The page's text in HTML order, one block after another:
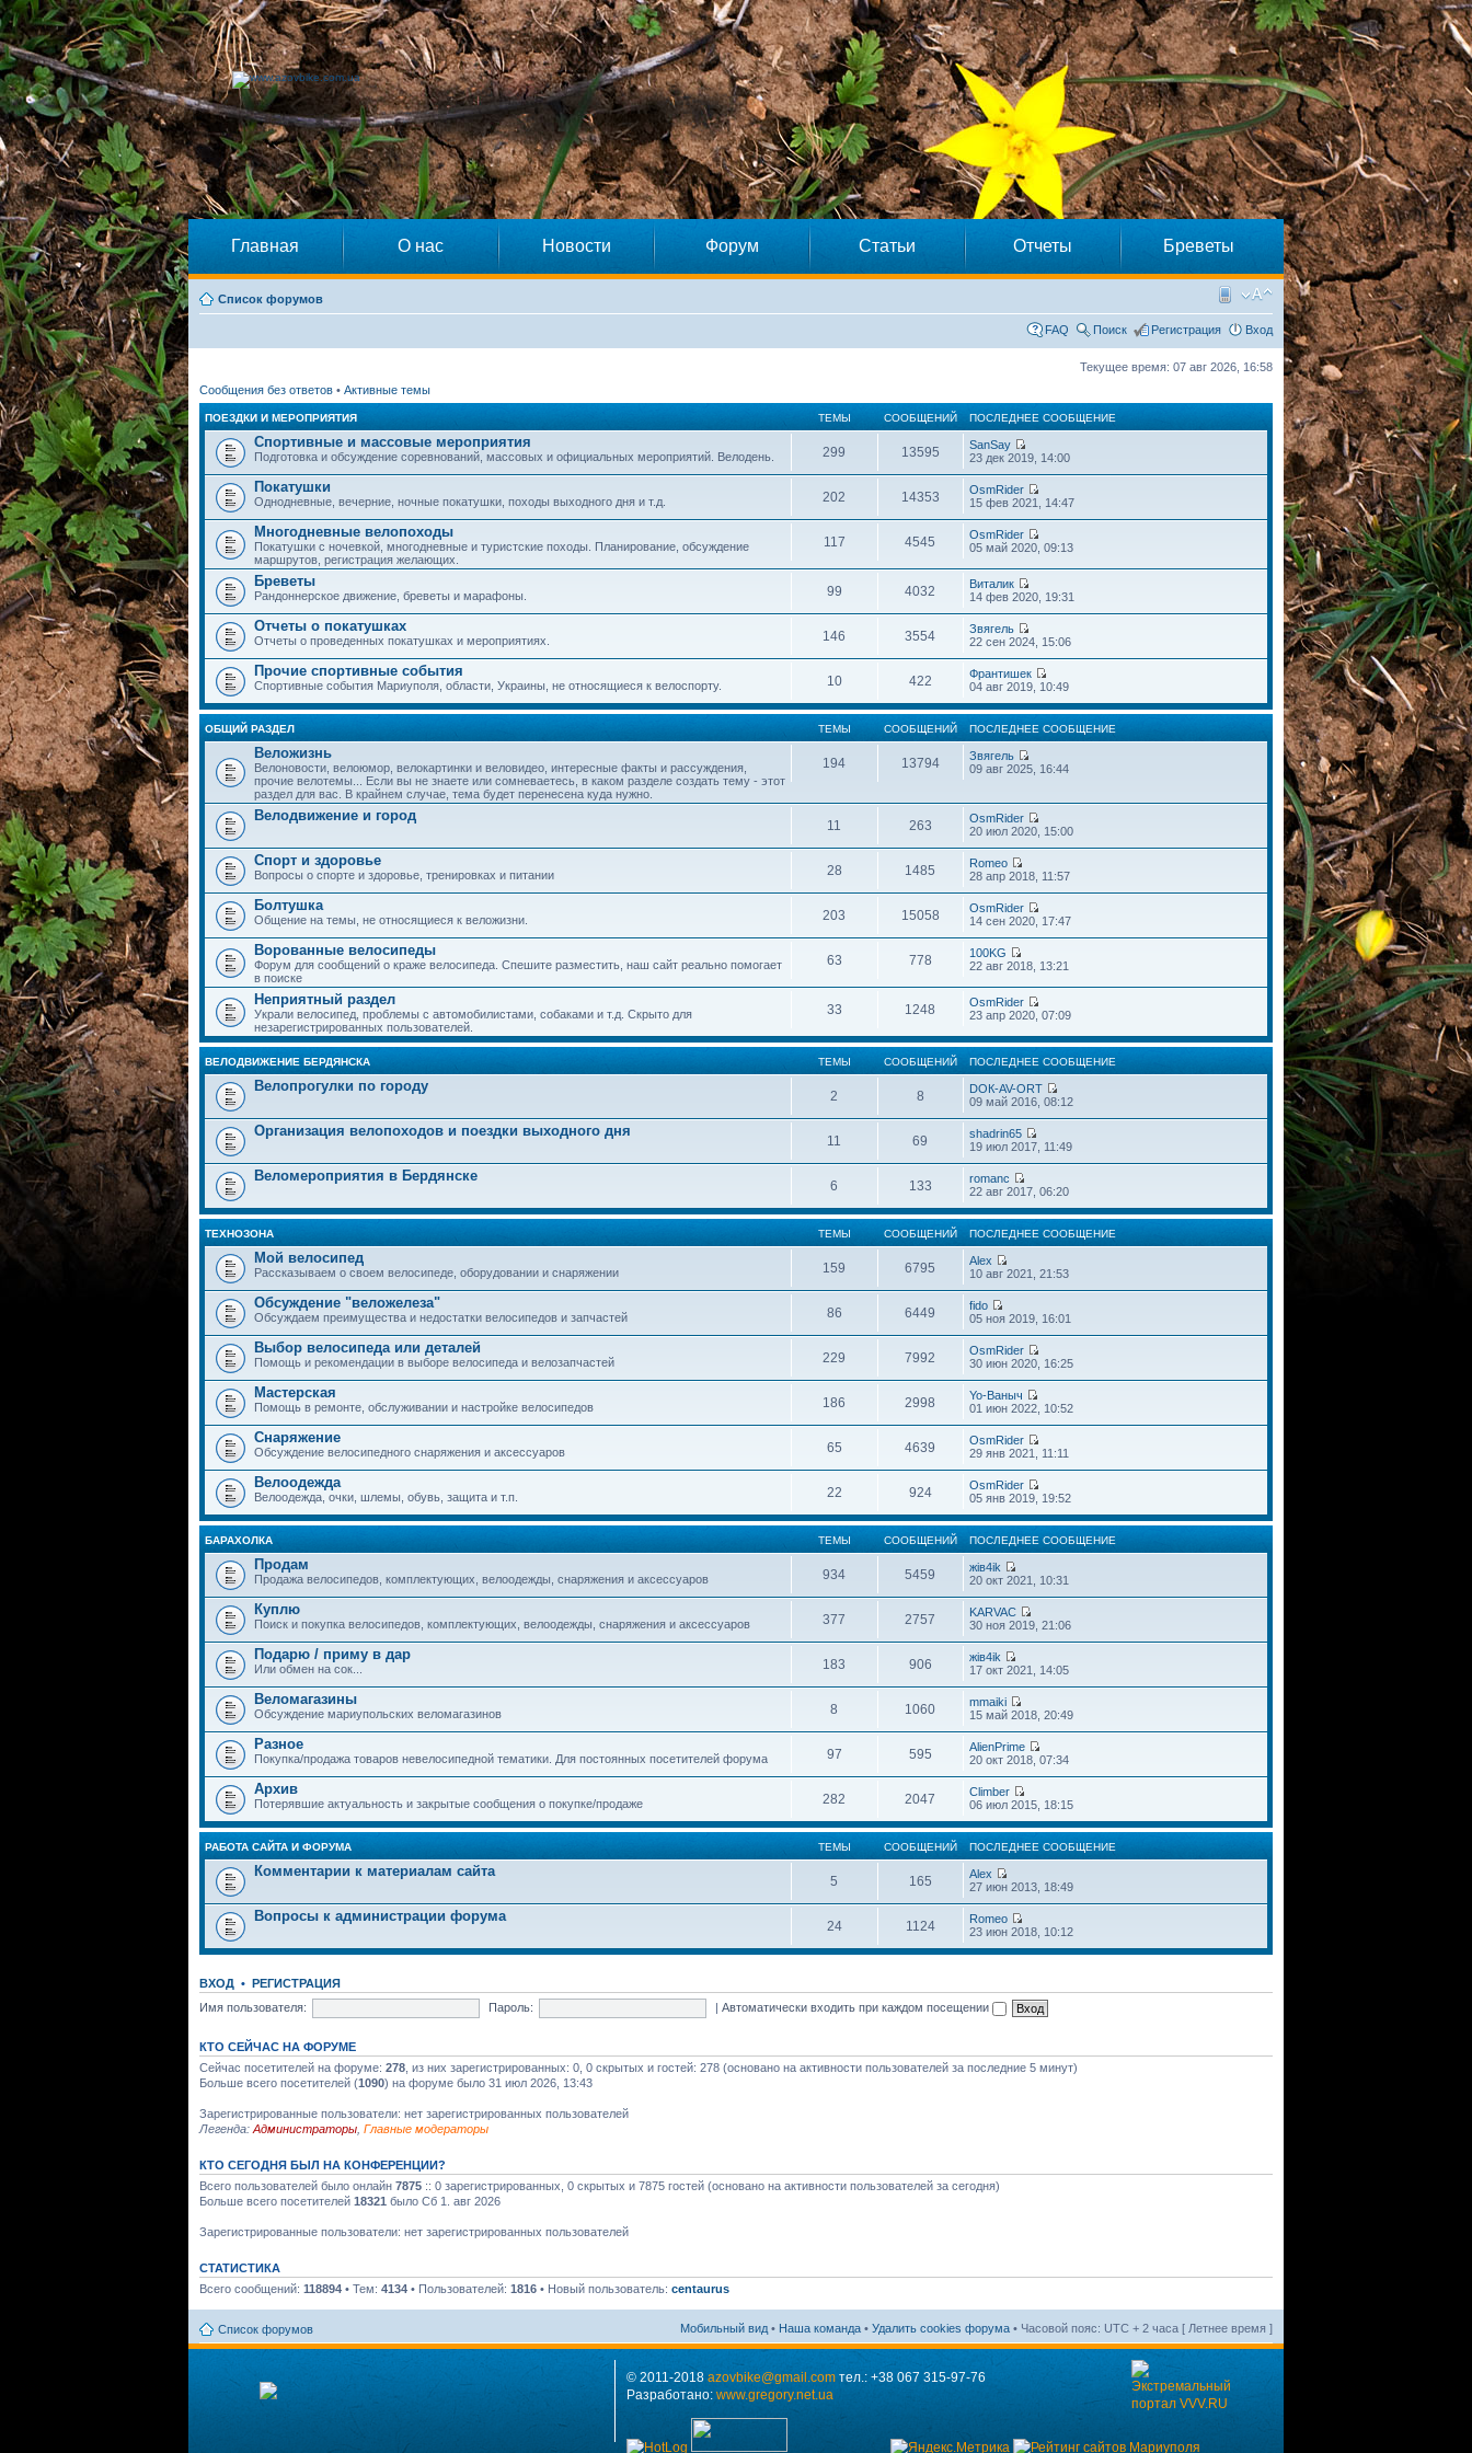
Главная О нас Новости Форум Статьи Отчеты Бреветы
Список форумов
FAQ Поиск Регистрация Вход
Текущее время: 07 авг 2026, 16:58
Сообщения без ответов • Активные темы
ПОЕЗДКИ И МЕРОПРИЯТИЯ ТЕМЫ СООБЩЕНИЙ ПОСЛЕДНЕЕ СООБЩЕНИЕ
Спортивные и массовые мероприятия
Подготовка и обсуждение соревнований, массовых и официальных мероприятий. Велодень. 299 13595
SanSay
23 дек 2019, 14:00
Покатушки
Однодневные, вечерние, ночные покатушки, походы выходного дня и т.д. 202 14353
OsmRider
15 фев 2021, 14:47
Многодневные велопоходы
Покатушки с ночевкой, многодневные и туристские походы. Планирование, обсуждение
маршрутов, регистрация желающих.
117 4545
OsmRider
05 май 2020, 09:13
Бреветы
Рандоннерское движение, бреветы и марафоны. 99 4032
Виталик
14 фев 2020, 19:31
Отчеты о покатушках
Отчеты о проведенных покатушках и мероприятиях. 146 3554
Звягель
22 сен 2024, 15:06
Прочие спортивные события
Спортивные события Мариуполя, области, Украины, не относящиеся к велоспорту. 10 422
Франтишек
04 авг 2019, 10:49
ОБЩИЙ РАЗДЕЛ ТЕМЫ СООБЩЕНИЙ ПОСЛЕДНЕЕ СООБЩЕНИЕ
Веложизнь
Велоновости, велоюмор, велокартинки и веловидео, интересные факты и рассуждения,
прочие велотемы... Если вы не знаете или сомневаетесь, в каком разделе создать тему - этот
раздел для вас. В крайнем случае, тема будет перенесена куда нужно.
194 13794
Звягель
09 авг 2025, 16:44
Велодвижение и город
11 263
OsmRider
20 июл 2020, 15:00
Спорт и здоровье
Вопросы о спорте и здоровье, тренировках и питании 28 1485
Romeo
28 апр 2018, 11:57
Болтушка
Общение на темы, не относящиеся к веложизни. 203 15058
OsmRider
14 сен 2020, 17:47
Ворованные велосипеды
Форум для сообщений о краже велосипеда. Спешите разместить, наш сайт реально помогает
в поиске
63 778
100KG
22 авг 2018, 13:21
Неприятный раздел
Украли велосипед, проблемы с автомобилистами, собаками и т.д. Скрыто для
незарегистрированных пользователей.
33 1248
OsmRider
23 апр 2020, 07:09
ВЕЛОДВИЖЕНИЕ БЕРДЯНСКА ТЕМЫ СООБЩЕНИЙ ПОСЛЕДНЕЕ СООБЩЕНИЕ
Велопрогулки по городу
2 8
DOК-AV-ORT
09 май 2016, 08:12
Организация велопоходов и поездки выходного дня
11 69
shadrin65
19 июл 2017, 11:49
Веломероприятия в Бердянске
6 133
romanc
22 авг 2017, 06:20
ТЕХНОЗОНА ТЕМЫ СООБЩЕНИЙ ПОСЛЕДНЕЕ СООБЩЕНИЕ
Мой велосипед
Рассказываем о своем велосипеде, оборудовании и снаряжении 159 6795
Alex
10 авг 2021, 21:53
Обсуждение "веложелеза"
Обсуждаем преимущества и недостатки велосипедов и запчастей 86 6449
fido
05 ноя 2019, 16:01
Выбор велосипеда или деталей
Помощь и рекомендации в выборе велосипеда и велозапчастей 229 7992
OsmRider
30 июн 2020, 16:25
Мастерская
Помощь в ремонте, обслуживании и настройке велосипедов 186 2998
Yo-Ваныч
01 июн 2022, 10:52
Снаряжение
Обсуждение велосипедного снаряжения и аксессуаров 65 4639
OsmRider
29 янв 2021, 11:11
Велоодежда
Велоодежда, очки, шлемы, обувь, защита и т.п. 22 924
OsmRider
05 янв 2019, 19:52
БАРАХОЛКА ТЕМЫ СООБЩЕНИЙ ПОСЛЕДНЕЕ СООБЩЕНИЕ
Продам
Продажа велосипедов, комплектующих, велоодежды, снаряжения и аксессуаров 934 5459
жiв4ik
20 окт 2021, 10:31
Куплю
Поиск и покупка велосипедов, комплектующих, велоодежды, снаряжения и аксессуаров 377 2757
KARVAC
30 ноя 2019, 21:06
Подарю / приму в дар
Или обмен на сок... 183 906
жiв4ik
17 окт 2021, 14:05
Веломагазины
Обсуждение мариупольских веломагазинов 8 1060
mmaiki
15 май 2018, 20:49
Разное
Покупка/продажа товаров невелосипедной тематики. Для постоянных посетителей форума 97 595
AlienPrime
20 окт 2018, 07:34
Архив
Потерявшие актуальность и закрытые сообщения о покупке/продаже 282 2047
Climber
06 июл 2015, 18:15
РАБОТА САЙТА И ФОРУМА ТЕМЫ СООБЩЕНИЙ ПОСЛЕДНЕЕ СООБЩЕНИЕ
Комментарии к материалам сайта
5 165
Alex
27 июн 2013, 18:49
Вопросы к администрации форума
24 1124
Romeo
23 июн 2018, 10:12
ВХОД • РЕГИСТРАЦИЯ
Имя пользователя:
Пароль: | Автоматически входить при каждом посещении
КТО СЕЙЧАС НА ФОРУМЕ
Сейчас посетителей на форуме: 278 , из них зарегистрированных: 0, 0 скрытых и гостей: 278 (основано на активности пользователей за последние 5 минут)
Больше всего посетителей (1090) на форуме было 31 июл 2026, 13:43
Зарегистрированные пользователи: нет зарегистрированных пользователей
Легенда: Администраторы Главные модераторы
КТО СЕГОДНЯ БЫЛ НА КОНФЕРЕНЦИИ?
Всего пользователей было онлайн 7875 :: 0 зарегистрированных, 0 скрытых и 7875 гостей (основано на активности пользователей за сегодня)
Больше всего посетителей 18321 было Сб 1. авг 2026
Зарегистрированные пользователи: нет зарегистрированных пользователей
СТАТИСТИКА
Всего сообщений: 118894 • Тем: 4134 • Пользователей: 1816 • Новый пользователь: centaurus
Список форумов Мобильный вид • Наша команда • Удалить cookies форума • Часовой пояс: UTC + 2 часа [ Летнее время ]
© 2011-2018 azovbike@gmail.com тел.: +38 067 315-97-76
Разработано: www.gregory.net.ua